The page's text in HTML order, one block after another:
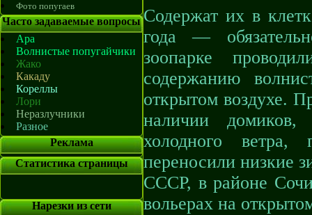
Фото попугаев
Часто задаваемые вопросы
Ара
Волнистые попугайчики
Жако
Какаду
Кореллы
Лори
Неразлучники
Разное
Реклама
Статистика страницы
Нарезки из сети
Содержат их в
года —
зоопарке
содержанию
открытом воздухе.
наличии
холодного ветра,
переносили низкие
СССР, в районе
вольерах на